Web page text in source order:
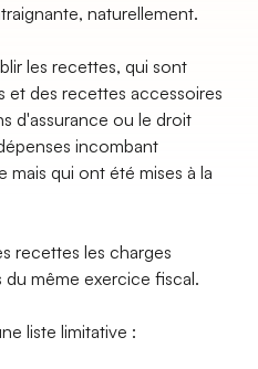
naturellement.
les recettes, qui sont
et des recettes accessoires
d'assurance ou le droit
incombant
mais qui ont été mises à la
recettes les charges
même exercice fiscal.
liste limitative :